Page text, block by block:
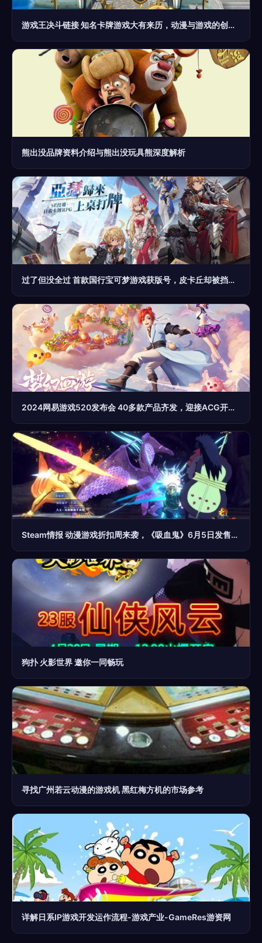
游戏王决斗链接 知名卡牌游戏大有来历，动漫与游戏的创意碰撞
熊出没品牌资料介绍与熊出没玩具熊深度解析
过了但没全过 首款国行宝可梦游戏获版号，皮卡丘却被挡住了
2024网易游戏520发布会 40多款产品齐发，迎接ACG开发新时代
Steam情报 动漫游戏折扣周来袭，《吸血鬼》6月5日发售，还有四款特惠游戏与深度开发新作
狗扑 火影世界 邀你一同畅玩
寻找广州若云动漫的游戏机 黑红梅方机的市场参考
详解日系IP游戏开发运作流程-游戏产业-GameRes游资网